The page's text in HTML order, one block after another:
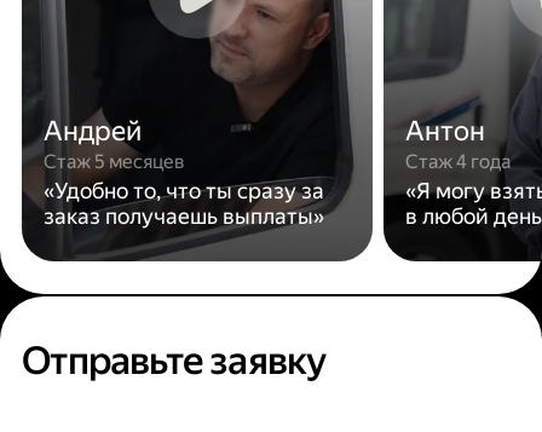
Андрей
Стаж 5 месяцев
«Удобно то, что ты сразу за
заказ получаешь выплаты»
Антон
Стаж 4 года
«Я могу
в любой
Отправьте заявку